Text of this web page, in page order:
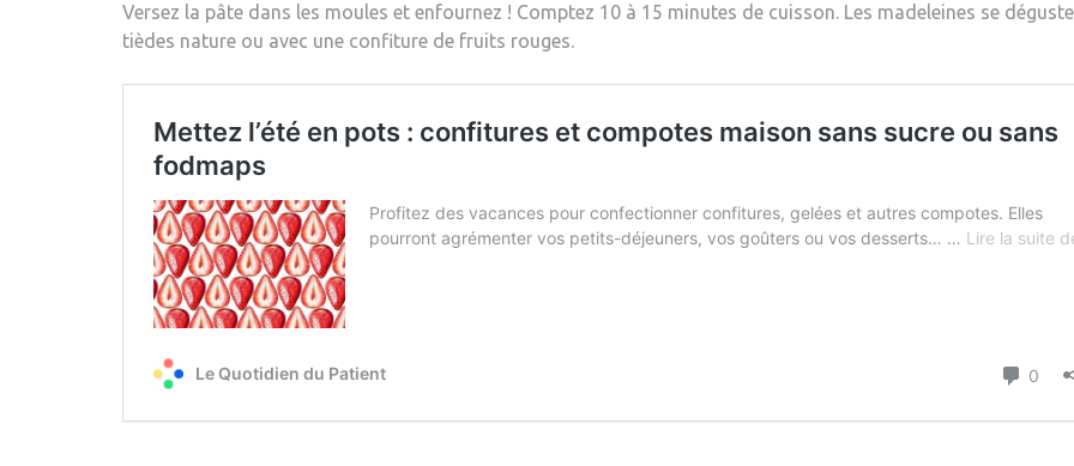
Versez la pâte dans les moules et enfournez ! Comptez 10 à 15 minutes de cuisson. Les madeleines se
tièdes nature ou avec une confiture de fruits rouges.